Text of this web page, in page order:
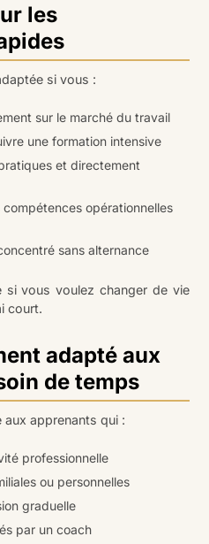
les
si vous :
sur le marché du travail
une formation intensive
et directement
opérationnelles
sans alternance
vous voulez changer de vie
court.
adapté aux
de temps
apprenants qui :
professionnelle
ou personnelles
graduelle
par un coach